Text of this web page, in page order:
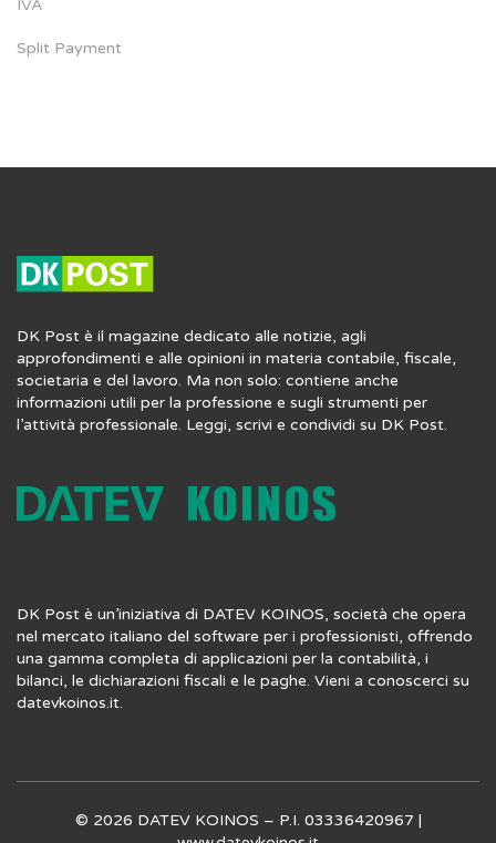
IVA
Split Payment
DK Post è il magazine dedicato alle notizie, agli
approfondimenti e alle opinioni in materia contabile, fiscale,
societaria e del lavoro. Ma non solo: contiene anche
informazioni utili per la professione e sugli strumenti per
l’attività professionale. Leggi, scrivi e condividi su DK Post.
DK Post è un’iniziativa di DATEV KOINOS, società che opera
nel mercato italiano del software per i professionisti, offrendo
una gamma completa di applicazioni per la contabilità, i
bilanci, le dichiarazioni fiscali e le paghe. Vieni a conoscerci su
datevkoinos.it.
© 2026 DATEV KOINOS – P.I. 03336420967 |